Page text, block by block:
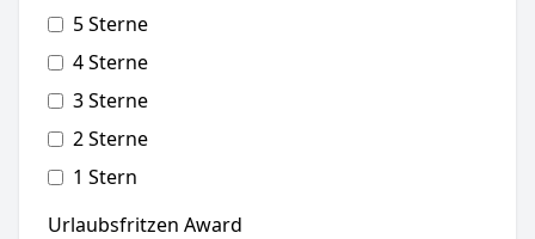
5 Sterne
4 Sterne
3 Sterne
2 Sterne
1 Stern
Urlaubsfritzen Award